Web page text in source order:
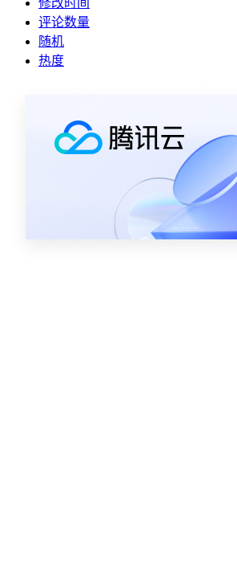
评论数量
随机
热度